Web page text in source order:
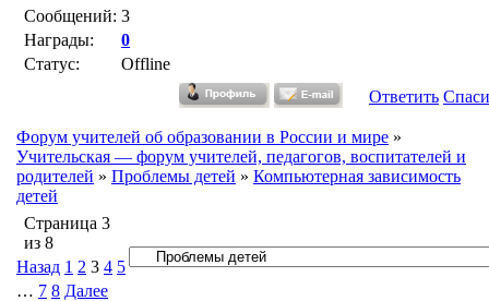
Сообщений: 3
Награды:
0
Статус:
Offline
Ответить
Форум учителей об образовании в России и мире »
Учительская — форум учителей, педагогов, воспитателей и
родителей » Проблемы детей » Компьютерная зависимость
детей
Страница 3
из 8
Назад 1 2 3 4 5
… 7 8 Далее